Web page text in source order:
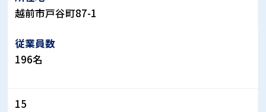
越前市戸谷町87-1
196名
15